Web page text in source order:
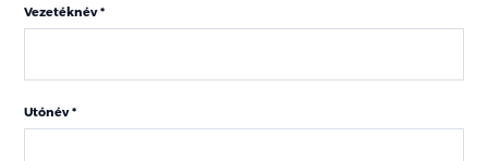
Vezetéknév
Utónév